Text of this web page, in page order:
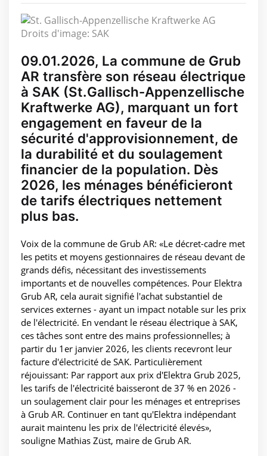
Droits d'image: SAK
09.01.2026, La commune de Grub
AR transfère son réseau électrique
à SAK (St.Gallisch-Appenzellische
Kraftwerke AG), marquant un fort
engagement en faveur de la
sécurité d'approvisionnement, de
la durabilité et du soulagement
financier de la population. Dès
2026, les ménages bénéficieront
de tarifs électriques nettement
plus bas.
Voix de la commune de Grub AR: «Le décret-cadre met
les petits et moyens gestionnaires de réseau devant de
grands défis, nécessitant des investissements
importants et de nouvelles compétences. Pour Elektra
Grub AR, cela aurait signifié l'achat substantiel de
services externes - ayant un impact notable sur les prix
de l'électricité. En vendant le réseau électrique à SAK,
ces tâches sont entre des mains professionnelles; à
partir du 1er janvier 2026, les clients recevront leur
facture d'électricité de SAK. Particulièrement
réjouissant: Par rapport aux prix d'Elektra Grub 2025,
les tarifs de l'électricité baisseront de 37 % en 2026 -
un soulagement clair pour les ménages et entreprises
à Grub AR. Continuer en tant qu'Elektra indépendant
aurait maintenu les prix de l'électricité élevés»,
souligne Mathias Züst, maire de Grub AR.